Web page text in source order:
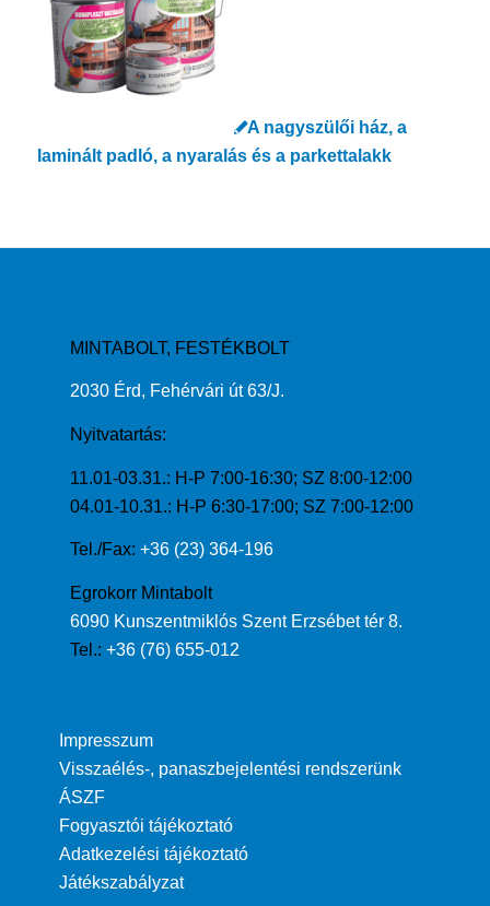
A nagyszülői ház, a
laminált padló, a nyaralás és a parkettalakk
MINTABOLT, FESTÉKBOLT
2030 Érd, Fehérvári út 63/J.
Nyitvatartás:
11.01-03.31.: H-P 7:00-16:30; SZ 8:00-12:00
04.01-10.31.: H-P 6:30-17:00; SZ 7:00-12:00
Tel./Fax: +36 (23) 364-196
Egrokorr Mintabolt
6090 Kunszentmiklós Szent Erzsébet tér 8.
Tel.: +36 (76) 655-012
Impresszum
Visszaélés-, panaszbejelentési rendszerünk
ÁSZF
Fogyasztói tájékoztató
Adatkezelési tájékoztató
Játékszabályzat